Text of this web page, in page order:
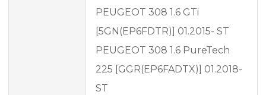
PEUGEOT 308 1.6 GTi
[5GN(EP6FDTR)] 01.2015- ST
PEUGEOT 308 1.6 PureTech
225 [GGR(EP6FADTX)] 01.2018-
ST